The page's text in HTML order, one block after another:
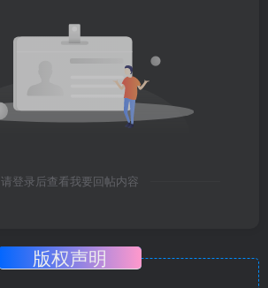
请登录后查看我要回帖内容
版权声明